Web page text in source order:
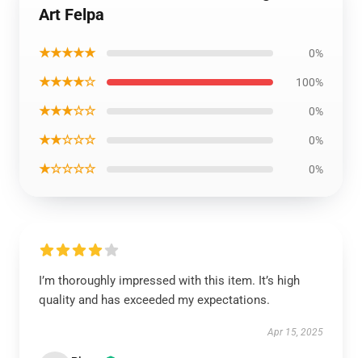
Art Felpa
★★★★★ 0%
★★★★☆ 100%
★★★☆☆ 0%
★★☆☆☆ 0%
★☆☆☆☆ 0%
I’m thoroughly impressed with this item. It’s high
quality and has exceeded my expectations.
Apr 15, 2025